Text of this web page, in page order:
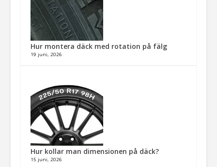
Hur montera däck med rotation på fälg​
19 juni, 2026
Hur kollar man dimensionen på däck?
15 juni, 2026